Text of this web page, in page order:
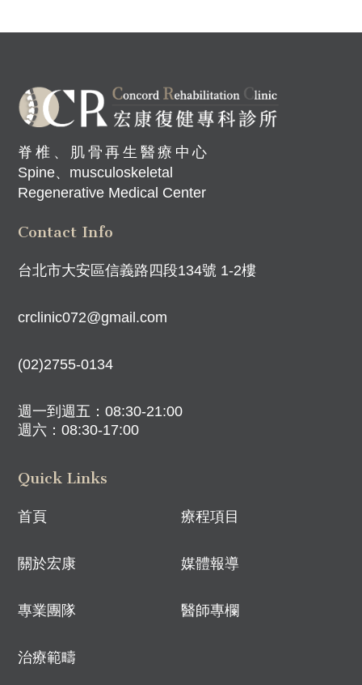
脊椎、肌骨再生醫療中心
Spine、musculoskeletal
Regenerative Medical Center
Contact Info
台北市大安區信義路四段134號 1-2樓
crclinic072@gmail.com
(02)2755-0134
週一到週五：08:30-21:00
週六：08:30-17:00
Quick Links
首頁
關於宏康
專業團隊
治療範疇
療程項目
媒體報導
醫師專欄